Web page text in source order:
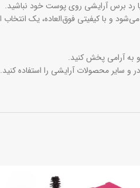
رد برس آرایشی روی پوست خود نباشید.
به آرامی پخش کنید.
سایر محصولات آرایشی را استفاده کنید.